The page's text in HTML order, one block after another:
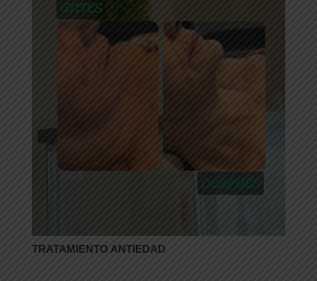
TRATAMIENTO ANTIEDAD